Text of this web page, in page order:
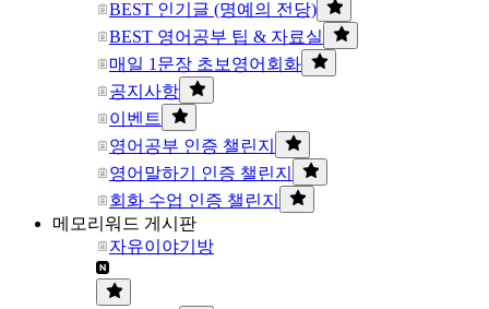
BEST 인기글 (명예의 전당)
BEST 영어공부 팁 & 자료실
매일 1문장 초보영어회화
공지사항
이벤트
영어공부 인증 챌린지
영어말하기 인증 챌린지
회화 수업 인증 챌린지
메모리워드 게시판
자유이야기방